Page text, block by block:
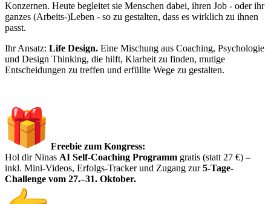
Konzernen. Heute begleitet sie Menschen dabei, ihren Job - oder ihr
ganzes (Arbeits-)Leben - so zu gestalten, dass es wirklich zu ihnen
passt.
Ihr Ansatz: Life Design. Eine Mischung aus Coaching, Psychologie
und Design Thinking, die hilft, Klarheit zu finden, mutige
Entscheidungen zu treffen und erfüllte Wege zu gestalten.
Freebie zum Kongress:
Hol dir Ninas AI Self-Coaching Programm gratis (statt 27 €) –
inkl. Mini-Videos, Erfolgs-Tracker und Zugang zur5-Tage-
Challenge vom 27.–31. Oktober.